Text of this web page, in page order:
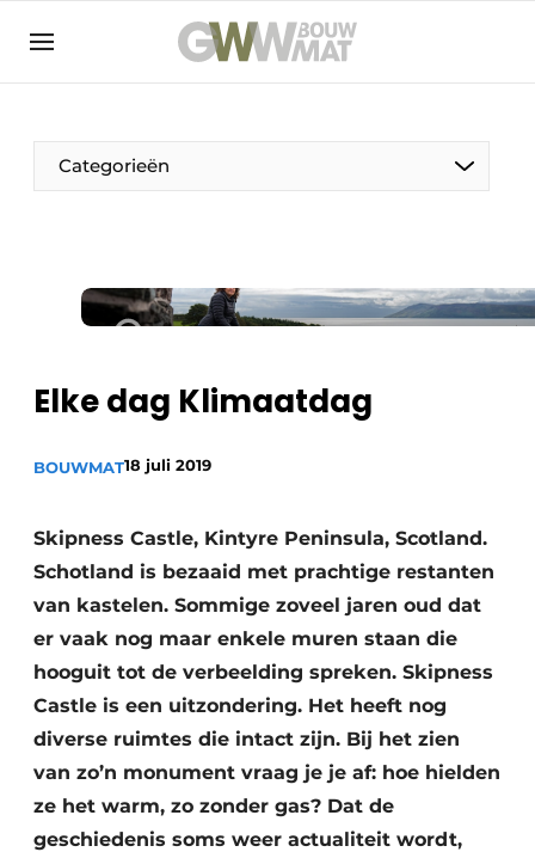
NL EN
Categorieën
De Pen
Duurzaamheid & Innovatie
Fundering
Elke dag Klimaatdag
BOUWMAT18 juli 2019
Skipness Castle, Kintyre Peninsula, Scotland.
Schotland is bezaaid met prachtige restanten
van kastelen. Sommige zoveel jaren oud dat
er vaak nog maar enkele muren staan die
hooguit tot de verbeelding spreken. Skipness
Castle is een uitzondering. Het heeft nog
diverse ruimtes die intact zijn. Bij het zien
van zo’n monument vraag je je af: hoe hielden
ze het warm, zo zonder gas? Dat de
geschiedenis soms weer actualiteit wordt,